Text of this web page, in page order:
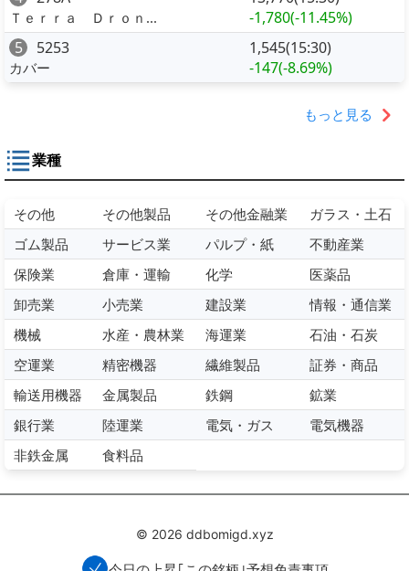
Ｔｅｒｒａ Ｄｒｏｎ...
-1,780(-11.45%)
5
5253
カバー
1,545(15:30)
-147(-8.69%)
もっと見る
業種
その他 その他製品 その他金融業
ガラス・土石
ゴム製品
サービス業 パルプ・紙
不動産業
保険業
倉庫・運輸 化学
医薬品
卸売業
小売業 建設業
情報・通信業
機械
水産・農林業 海運業
石油・石炭
空運業
精密機器 繊維製品
証券・商品
輸送用機器
金属製品 鉄鋼
鉱業
銀行業
陸運業 電気・ガス
電気機器
非鉄金属
食料品
© 2026 ddbomigd.xyz